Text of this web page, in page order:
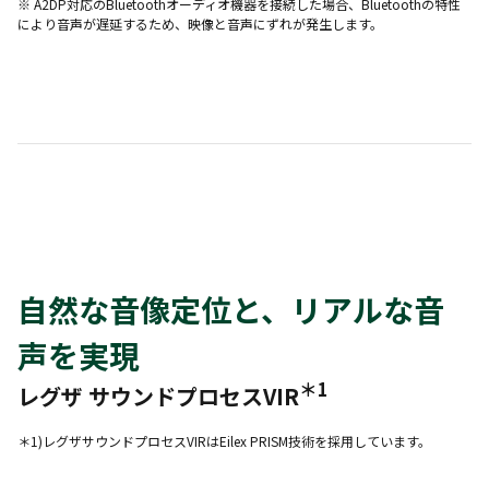
※ A2DP対応のBluetoothオーディオ機器を接続した場合、Bluetoothの特性
により音声が遅延するため、映像と音声にずれが発生します。
自然な音像定位と、リアルな音
声を実現
レグザ サウンドプロセスVIR＊1
＊1)レグザサウンドプロセスVIRはEilex PRISM技術を採用しています。